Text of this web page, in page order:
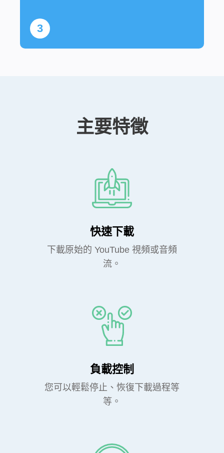
3
主要特徵
快速下載
下載原始的 YouTube 視頻或音頻
流。
負載控制
您可以輕鬆停止、恢復下載過程等
等。